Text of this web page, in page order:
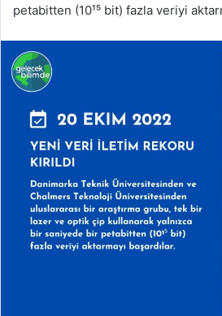
petabitten (10¹⁵ bit) fazla veriyi